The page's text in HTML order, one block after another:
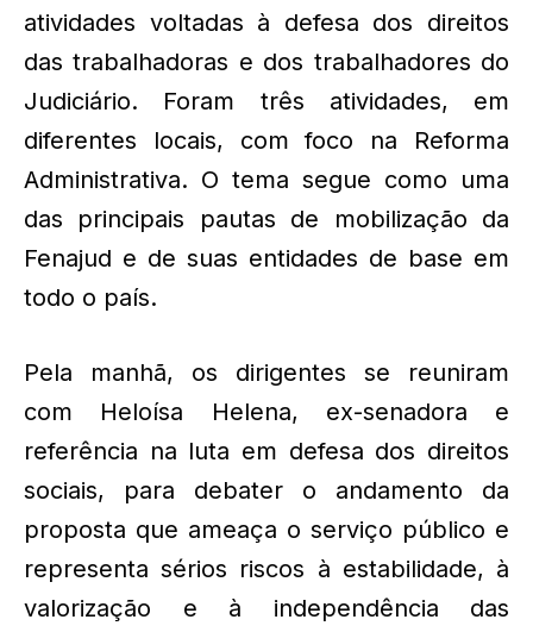
atividades voltadas à defesa dos direitos
das trabalhadoras e dos trabalhadores do
Judiciário. Foram três atividades, em
diferentes locais, com foco na Reforma
Administrativa. O tema segue como uma
das principais pautas de mobilização da
Fenajud e de suas entidades de base em
todo o país.
Pela manhã, os dirigentes se reuniram
com Heloísa Helena, ex-senadora e
referência na luta em defesa dos direitos
sociais, para debater o andamento da
proposta que ameaça o serviço público e
representa sérios riscos à estabilidade, à
valorização e à independência das